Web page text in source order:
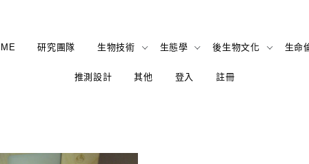
研究團隊 生物技術 生態學 後生物文化 生命
推測設計 其他 登入 註冊